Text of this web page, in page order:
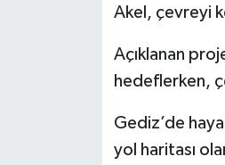
Akel, çevreyi
Açıklanan
hedeflerken,
Gediz’de
yol haritası